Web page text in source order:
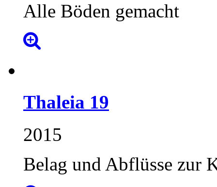
Alle Böden gemacht
Thaleia 19
2015
Belag und Abflüsse zur